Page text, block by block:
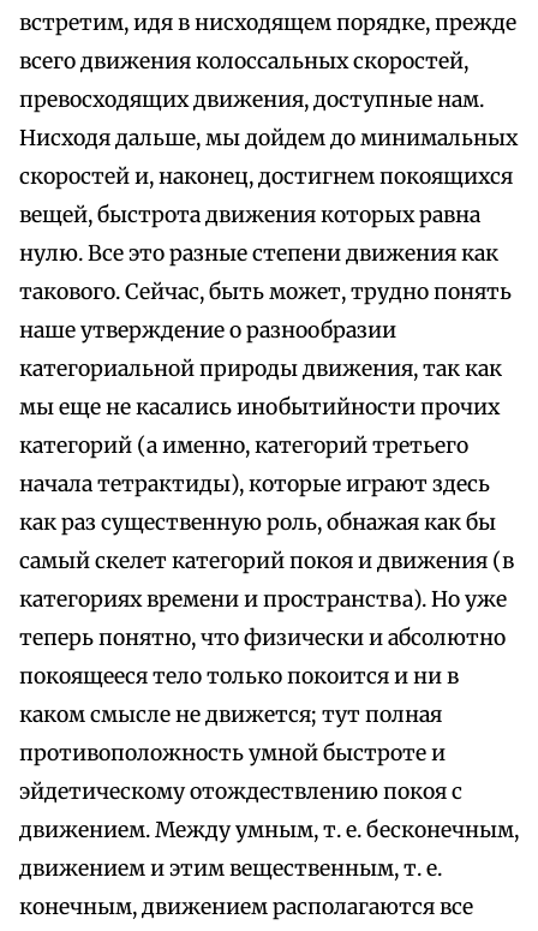
встретим, идя в нисходящем порядке, прежде
всего движения колоссальных скоростей,
превосходящих движения, доступные нам.
Нисходя дальше, мы дойдем до минимальных
скоростей и, наконец, достигнем покоящихся
вещей, быстрота движения которых равна
нулю. Все это разные степени движения как
такового. Сейчас, быть может, трудно понять
наше утверждение о разнообразии
категориальной природы движения, так как
мы еще не касались инобытийности прочих
категорий (а именно, категорий третьего
начала тетрактиды), которые играют здесь
как раз существенную роль, обнажая как бы
самый скелет категорий покоя и движения (в
категориях времени и пространства). Но уже
теперь понятно, что физически и абсолютно
покоящееся тело только покоится и ни в
каком смысле не движется; тут полная
противоположность умной быстроте и
эйдетическому отождествлению покоя с
движением. Между умным, т. е. бесконечным,
движением и этим вещественным, т. е.
конечным, движением располагаются все